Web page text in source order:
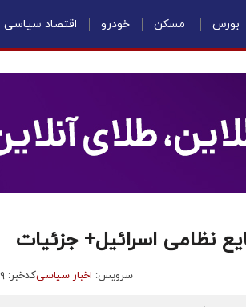
بورس مسکن خودرو اقتصاد سیاسی
نظامی اسرائیل+ جزئیات
سرویس: اخبار سیاسیکدخبر: ۷۸۶۲۲۹